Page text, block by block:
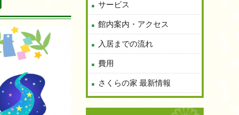
サービス
館内案内・アクセス
入居までの流れ
費用
さくらの家 最新情報